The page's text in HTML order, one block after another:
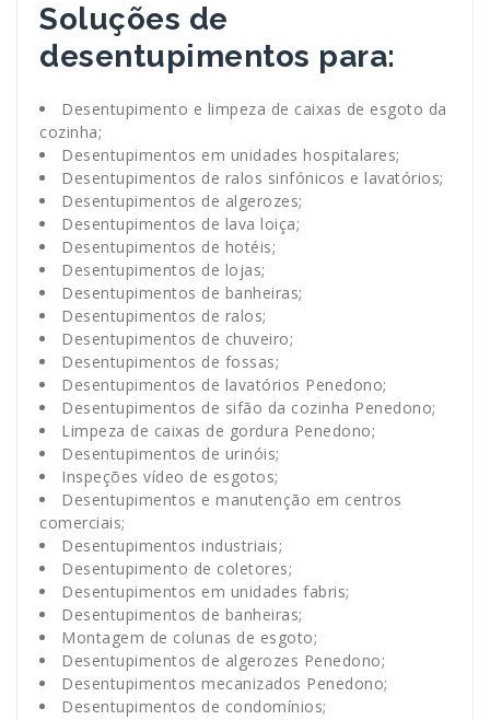
Soluções de
desentupimentos para:
Desentupimento e limpeza de caixas de esgoto da
cozinha;
Desentupimentos em unidades hospitalares;
Desentupimentos de ralos sinfónicos e lavatórios;
Desentupimentos de algerozes;
Desentupimentos de lava loiça;
Desentupimentos de hotéis;
Desentupimentos de lojas;
Desentupimentos de banheiras;
Desentupimentos de ralos;
Desentupimentos de chuveiro;
Desentupimentos de fossas;
Desentupimentos de lavatórios Penedono;
Desentupimentos de sifão da cozinha Penedono;
Limpeza de caixas de gordura Penedono;
Desentupimentos de urinóis;
Inspeções vídeo de esgotos;
Desentupimentos e manutenção em centros
comerciais;
Desentupimentos industriais;
Desentupimento de coletores;
Desentupimentos em unidades fabris;
Desentupimentos de banheiras;
Montagem de colunas de esgoto;
Desentupimentos de algerozes Penedono;
Desentupimentos mecanizados Penedono;
Desentupimentos de condomínios;